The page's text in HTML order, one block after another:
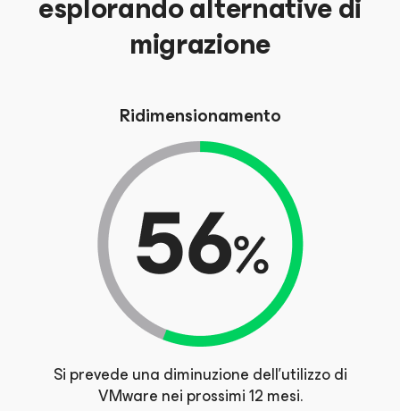
migrazione
Ridimensionamento
Si prevede una diminuzione dell'utilizzo di
VMware nei prossimi 12 mesi.